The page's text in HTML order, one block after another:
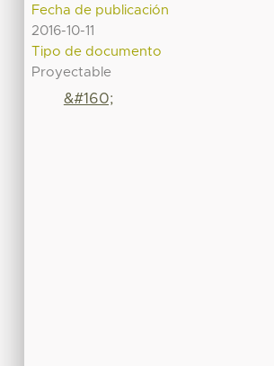
Fecha de publicación
2016-10-11
Tipo de documento
Proyectable
&#160;